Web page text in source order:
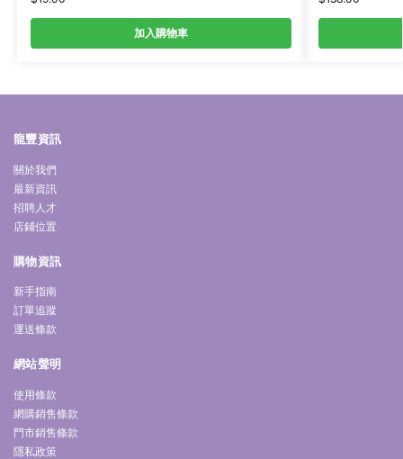
加入購物車
龍豐資訊
關於我們
最新資訊
招聘人才
店鋪位置
購物資訊
新手指南
訂單追蹤
運送條款
網站聲明
使用條款
網購銷售條款
門市銷售條款
隱私政策